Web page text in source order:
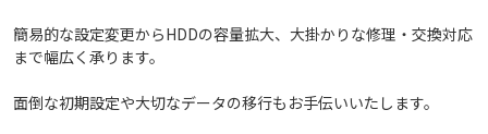
簡易的な設定変更からHDDの容量拡大、大掛かりな修理・交換対応
まで幅広く承ります。
面倒な初期設定や大切なデータの移行もお手伝いいたします。